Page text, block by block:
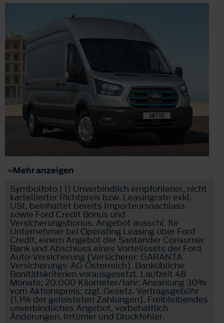
Mehr anzeigen
Symbolfoto | 1) Unverbindlich empfohlener, nicht
kartellierter Richtpreis bzw. Leasingrate exkl.
USt, beinhaltet bereits Importeursnachlass
sowie Ford Credit Bonus und
Versicherungsbonus. Angebot ausschl. für
Unternehmer bei Operating Leasing über Ford
Credit, einem Angebot der Santander Consumer
Bank und Abschluss eines Vorteilssets der Ford
Auto-Versicherung (Versicherer: GARANTA
Versicherungs-AG Österreich). Bankübliche
Bonitätskriterien vorausgesetzt. Laufzeit 48
Monate; 20.000 Kilometer/Jahr; Anzahlung 30%
vom Aktionspreis; zzgl. Gesetz. Vertragsgebühr
(1,1% der geleisteten Zahlungen). Freibleibendes
unverbindliches Angebot, vorbehaltlich
Änderungen, Irrtümer und Druckfehler.